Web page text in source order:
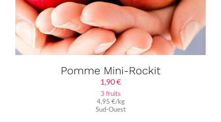
Pomme Mini-Rockit
1,90€
3 fruits
4,95 €/kg
Sud-Ouest